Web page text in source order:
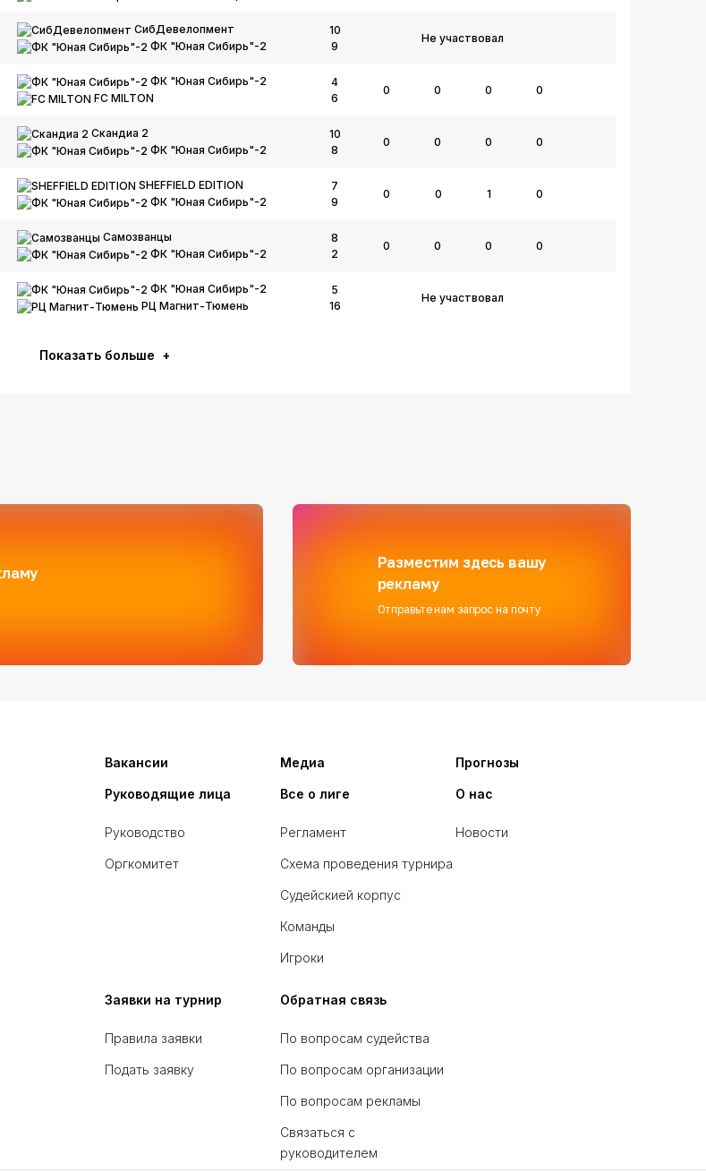
СибДевелопмент
ФК "Юная Сибирь"-2
10
9
Не участвовал
ФК "Юная Сибирь"-2
FC MILTON
4
6
0 0 0 0
Скандиа 2
ФК "Юная Сибирь"-2
10
8
0 0 0 0
SHEFFIELD EDITION
ФК "Юная Сибирь"-2
7
9
0 0 1 0
Самозванцы
ФК "Юная Сибирь"-2
8
2
0 0 0 0
ФК "Юная Сибирь"-2
РЦ Магнит-Тюмень
5
16
Не участвовал
Показать больше
Разместим здесь вашу
рекламу
Отправьте нам запрос на почту
Все о лиге
Регламент
Схема проведения турнира
Судейскией корпус
Команды
Игроки
Заявки на турнир
Правила заявки
Подать заявку
Медиа Прогнозы
О нас
Новости
Вакансии
Руководящие лица
Руководство
Оргкомитет
Обратная связь
По вопросам судейства
По вопросам организации
По вопросам рекламы
Связаться с
руководителем